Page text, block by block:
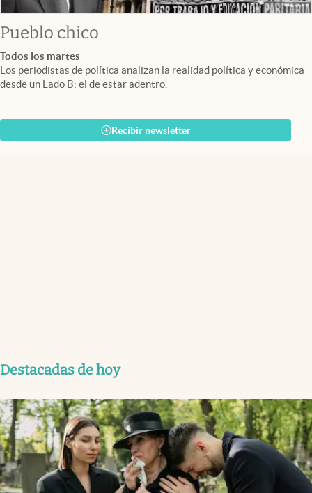
Pueblo chico
Todos los martes
Los periodistas de política analizan la realidad política y económica
desde un Lado B: el de estar adentro.
Recibir newsletter
Destacadas de hoy